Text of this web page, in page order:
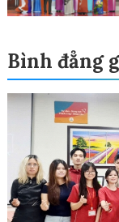
Bình đẳng